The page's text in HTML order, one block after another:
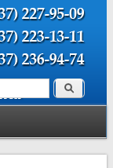
Поиск